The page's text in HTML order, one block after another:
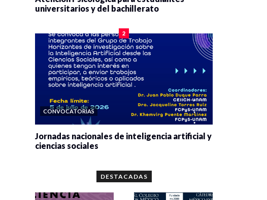
universitarios y del bachillerato
2
CONVOCATORIAS
Jornadas nacionales de inteligencia artificial y
ciencias sociales
DESTACADAS